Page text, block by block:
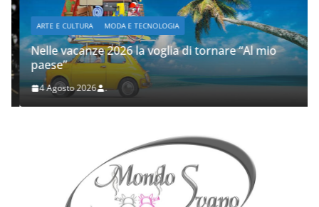
ARTE E CULTURA MODA E TECNOLOGIA
Nelle vacanze 2026 la voglia di tornare “Al mio
paese”
4 Agosto 2026 .